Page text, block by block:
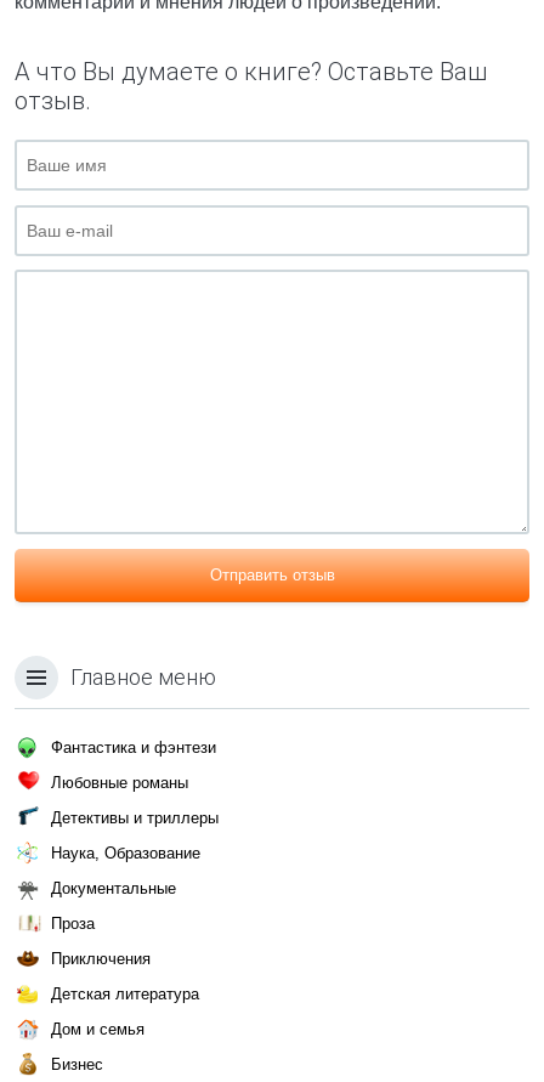
А что Вы думаете о книге? Оставьте Ваш
отзыв.
Отправить отзыв
Главное меню
Фантастика и фэнтези
Любовные романы
Детективы и триллеры
Наука, Образование
Документальные
Проза
Приключения
Детская литература
Дом и семья
Бизнес